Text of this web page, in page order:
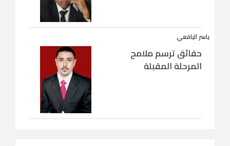
ياسر اليافعي
حقائق ترسم ملامح
المرحلة المقبلة